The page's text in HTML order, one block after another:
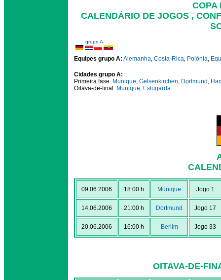
COPA
CALENDÁRIO DE JOGOS ,
grupo A
Equipes grupo A: Alemanha, Costa-Rica, Polónia,
Cidades grupo A:
Primeira fase: Munique, Gelsenkirchen, Dortmund ,
Oitava-de-final: Munique, Estugarda
09.06.2006 18:00 h Munique Jogo 1
14.06.2006 21:00 h Dortmund Jogo 17
20.06.2006 16:00 h Berlim Jogo 33
OITAVA-DE-